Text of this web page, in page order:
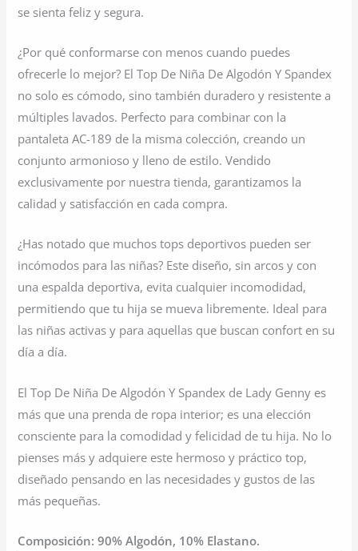
se sienta feliz y segura.
¿Por qué conformarse con menos cuando puedes
ofrecerle lo mejor? El Top De Niña De Algodón Y Spandex
no solo es cómodo, sino también duradero y resistente a
múltiples lavados. Perfecto para combinar con la
pantaleta AC-189 de la misma colección, creando un
conjunto armonioso y lleno de estilo. Vendido
exclusivamente por nuestra tienda, garantizamos la
calidad y satisfacción en cada compra.
¿Has notado que muchos tops deportivos pueden ser
incómodos para las niñas? Este diseño, sin arcos y con
una espalda deportiva, evita cualquier incomodidad,
permitiendo que tu hija se mueva libremente. Ideal para
las niñas activas y para aquellas que buscan confort en su
día a día.
El Top De Niña De Algodón Y Spandex de Lady Genny es
más que una prenda de ropa interior; es una elección
consciente para la comodidad y felicidad de tu hija. No lo
pienses más y adquiere este hermoso y práctico top,
diseñado pensando en las necesidades y gustos de las
más pequeñas.
Composición: 90% Algodón, 10% Elastano.